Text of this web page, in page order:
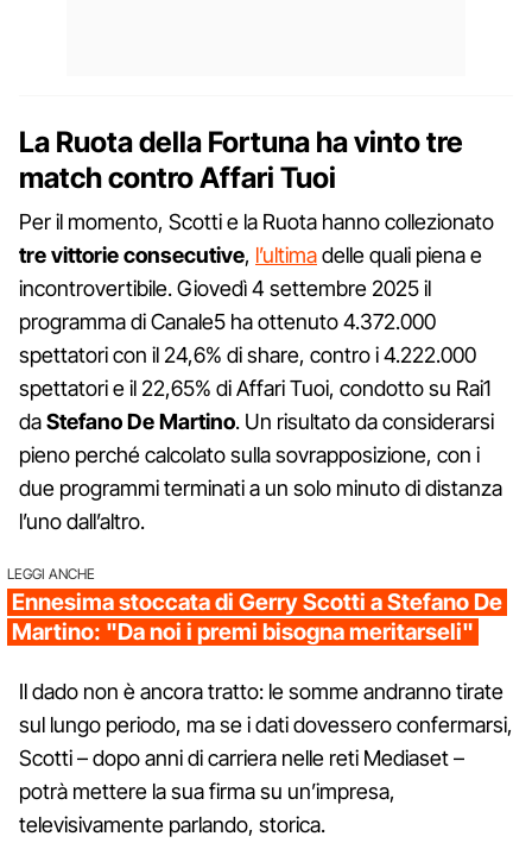
La Ruota della Fortuna ha vinto tre
match contro Affari Tuoi
Per il momento, Scotti e la Ruota hanno collezionato
tre vittorie consecutive, l’ultimadelle quali piena e
incontrovertibile. Giovedì 4 settembre 2025 il
programma di Canale5 ha ottenuto 4.372.000
spettatori con il 24,6% di share, contro i 4.222.000
spettatori e il 22,65% di Affari Tuoi, condotto su Rai1
daStefano De Martino. Un risultato da considerarsi
pieno perché calcolato sulla sovrapposizione, con i
due programmi terminati a un solo minuto di distanza
l’uno dall’altro.
LEGGI ANCHE
Ennesima stoccata di Gerry Scotti a Stefano De
Martino: "Da noi i premi bisogna meritarseli"
Il dado non è ancora tratto: le somme andranno tirate
sul lungo periodo, ma se i dati dovessero confermarsi,
Scotti – dopo anni di carriera nelle reti Mediaset –
potrà mettere la sua firma su un’impresa,
televisivamente parlando, storica.